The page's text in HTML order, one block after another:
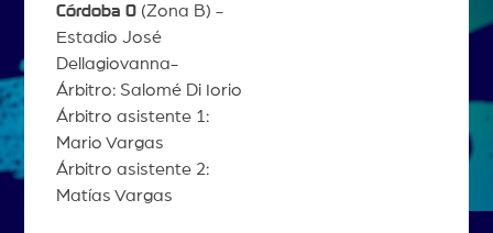
Córdoba 0(Zona B) -
Estadio José
Dellagiovanna-
Árbitro: Salomé Di Iorio
Árbitro asistente 1:
Mario Vargas
Árbitro asistente 2:
Matías Vargas